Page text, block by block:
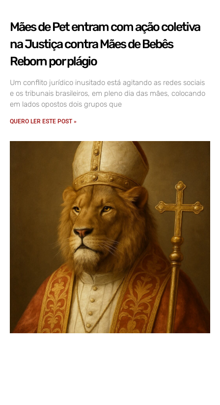
Mães de Pet entram com ação coletiva
na Justiça contra Mães de Bebês
Reborn por plágio
Um conflito jurídico inusitado está agitando as redes sociais
e os tribunais brasileiros, em pleno dia das mães, colocando
em lados opostos dois grupos que
QUERO LER ESTE POST »